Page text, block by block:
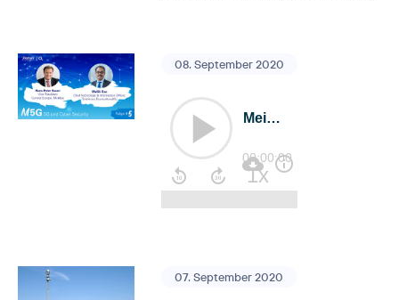
08. September 2020
07. September 2020